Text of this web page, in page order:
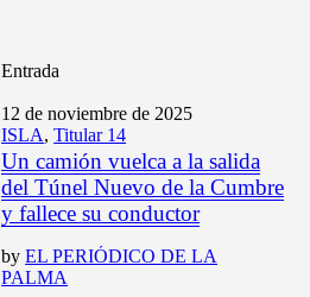
Entrada
12 de noviembre de 2025
ISLA,Titular 14
Un camión vuelca a la salida
del Túnel Nuevo de la Cumbre
y fallece su conductor
byEL PERIÓDICO DE LA
PALMA